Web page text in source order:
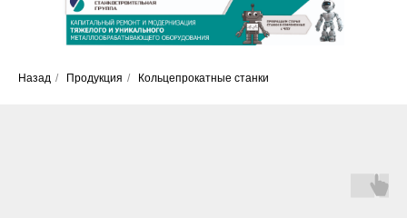
Назад / Продукция / Кольцепрокатные станки